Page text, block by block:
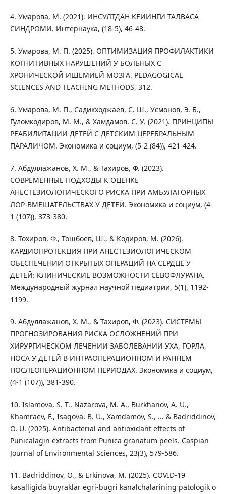
4. Умарова, М. (2021). ИНСУЛТДАН КЕЙИНГИ ТАЛВАСА
СИНДРОМИ. Интернаука, (18-5), 46-48.
5. Умарова, М. П. (2025). ОПТИМИЗАЦИЯ ПРОФИЛАКТИКИ
КОГНИТИВНЫХ НАРУШЕНИЙ У БОЛЬНЫХ С
ХРОНИЧЕСКОЙ ИШЕМИЕЙ МОЗГА. PEDAGOGICAL
SCIENCES AND TEACHING METHODS, 312.
6. Умарова, М. П., Садикходжаев, С. Ш., Усмонов, Э. Б.,
Гуломкодиров, М. М., & Хамдамов, С. У. (2021). ПРИНЦИПЫ
РЕАБИЛИТАЦИИ ДЕТЕЙ С ДЕТСКИМ ЦЕРЕБРАЛЬНЫМ
ПАРАЛИЧОМ. Экономика и социум, (5-2 (84)), 421-424.
7. Абдуллажанов, Х. М., & Тахиров, Ф. (2023).
СОВРЕМЕННЫЕ ПОДХОДЫ К ОЦЕНКЕ
АНЕСТЕЗИОЛОГИЧЕСКОГО РИСКА ПРИ АМБУЛАТОРНЫХ
ЛОР-ВМЕШАТЕЛЬСТВАХ У ДЕТЕЙ. Экономика и социум, (4-
1 (107)), 373-380.
8. Тохиров, Ф., Тошбоев, Ш., & Кодиров, М. (2026).
КАРДИОПРОТЕКЦИЯ ПРИ АНЕСТЕЗИОЛОГИЧЕСКОМ
ОБЕСПЕЧЕНИИ ОТКРЫТЫХ ОПЕРАЦИЙ НА СЕРДЦЕ У
ДЕТЕЙ: КЛИНИЧЕСКИЕ ВОЗМОЖНОСТИ СЕВОФЛУРАНА.
Международный журнал научной педиатрии, 5(1), 1192-
1199.
9. Абдуллажанов, Х. М., & Тахиров, Ф. (2023). СИСТЕМЫ
ПРОГНОЗИРОВАНИЯ РИСКА ОСЛОЖНЕНИЙ ПРИ
ХИРУРГИЧЕСКОМ ЛЕЧЕНИИ ЗАБОЛЕВАНИЙ УХА, ГОРЛА,
НОСА У ДЕТЕЙ В ИНТРАОПЕРАЦИОННОМ И РАННЕМ
ПОСЛЕОПЕРАЦИОННОМ ПЕРИОДАХ. Экономика и социум,
(4-1 (107)), 381-390.
10. Islamova, S. T., Nazarova, M. A., Burkhanov, A. U.,
Khamraev, F., Isagova, B. U., Xamdamov, S., ... & Badriddinov,
O. U. (2025). Antibacterial and antioxidant effects of
Punicalagin extracts from Punica granatum peels. Caspian
Journal of Environmental Sciences, 23(3), 579-586.
11. Badriddinov, O., & Erkinova, M. (2025). COVID-19
kasalligida buyraklar egri-bugri kanalchalarining patologik o